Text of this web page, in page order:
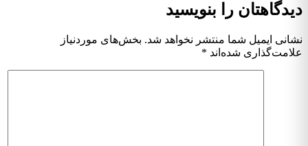
دیدگاهتان را بنویسید
نشانی ایمیل شما منتشر نخواهد شد. بخش‌های موردنیاز
علامت‌گذاری شده‌اند *